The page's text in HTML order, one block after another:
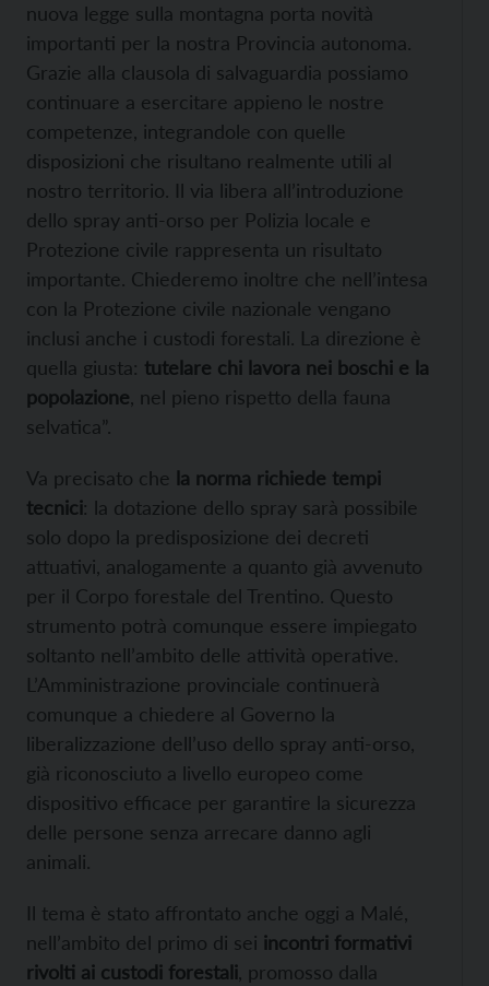
nuova legge sulla montagna porta novità
importanti per la nostra Provincia autonoma.
Grazie alla clausola di salvaguardia possiamo
continuare a esercitare appieno le nostre
competenze, integrandole con quelle
disposizioni che risultano realmente utili al
nostro territorio. Il via libera all’introduzione
dello spray anti-orso per Polizia locale e
Protezione civile rappresenta un risultato
importante. Chiederemo inoltre che nell’intesa
con la Protezione civile nazionale vengano
inclusi anche i custodi forestali. La direzione è
quella giusta: tutelare chi lavora nei boschi e la
popolazione , nel pieno rispetto della fauna
selvatica”.
Va precisato che la norma richiede tempi
tecnici: la dotazione dello spray sarà possibile
solo dopo la predisposizione dei decreti
attuativi, analogamente a quanto già avvenuto
per il Corpo forestale del Trentino. Questo
strumento potrà comunque essere impiegato
soltanto nell’ambito delle attività operative.
L’Amministrazione provinciale continuerà
comunque a chiedere al Governo la
liberalizzazione dell’uso dello spray anti-orso,
già riconosciuto a livello europeo come
dispositivo efficace per garantire la sicurezza
delle persone senza arrecare danno agli
animali.
Il tema è stato affrontato anche oggi a Malé,
nell’ambito del primo di sei incontri formativi
rivolti ai custodi forestali , promosso dalla